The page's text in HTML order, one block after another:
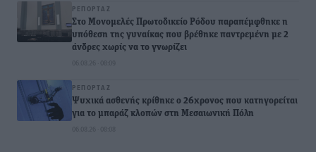
ΡΕΠΟΡΤΆΖ
Στο Μονομελές Πρωτοδικείο Ρόδου παραπέμφθηκε η
υπόθεση της γυναίκας που βρέθηκε παντρεμένη με 2
άνδρες χωρίς να το γνωρίζει
06.08.26 · 08:09
ΡΕΠΟΡΤΆΖ
Ψυχικά ασθενής κρίθηκε ο 26χρονος που κατηγορείται
για το μπαράζ κλοπών στη Μεσαιωνική Πόλη
06.08.26 · 08:08